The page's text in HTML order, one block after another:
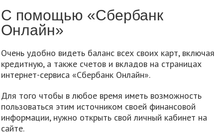
С помощью «Сбербанк
Онлайн»
Очень удобно видеть баланс всех своих карт, включая
кредитную, а также счетов и вкладов на страницах
интернет-сервиса «Сбербанк Онлайн».
Для того чтобы в любое время иметь возможность
пользоваться этим источником своей финансовой
информации, нужно открыть свой личный кабинет на
сайте.